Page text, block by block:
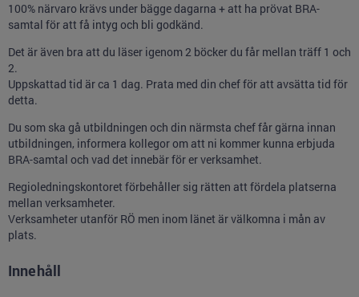
100% närvaro krävs under bägge dagarna + att ha prövat BRA-
samtal för att få intyg och bli godkänd.
Det är även bra att du läser igenom 2 böcker du får mellan träff 1 och
2.
Uppskattad tid är ca 1 dag. Prata med din chef för att avsätta tid för
detta.
Du som ska gå utbildningen och din närmsta chef får gärna innan
utbildningen, informera kollegor om att ni kommer kunna erbjuda
BRA-samtal och vad det innebär för er verksamhet.
Regioledningskontoret förbehåller sig rätten att fördela platserna
mellan verksamheter.
Verksamheter utanför RÖ men inom länet är välkomna i mån av
plats.
Innehåll